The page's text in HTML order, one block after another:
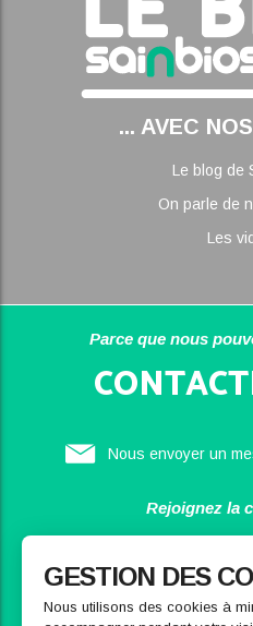
... AVEC
Le blog de
On parle de
Les
Parce que nous
Nous envoyer un
Rejoignez la
GESTION DES
Nous utilisons des cookies à